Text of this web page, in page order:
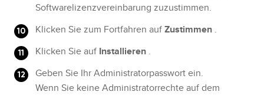
Softwarelizenzvereinbarung zuzustimmen.
Klicken Sie zum Fortfahren aufZustimmen .
Klicken Sie auf Installieren .
Geben Sie Ihr Administratorpasswort ein.
Wenn Sie keine Administratorrechte auf dem